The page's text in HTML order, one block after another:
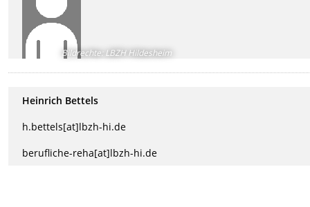
Bildrechte: LBZH Hildesheim
Heinrich Bettels
h.bettels[at]lbzh-hi.de
berufliche-reha[at]lbzh-hi.de